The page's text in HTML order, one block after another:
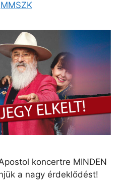
MMSZK
koncertre MINDEN
a nagy érdeklődést!